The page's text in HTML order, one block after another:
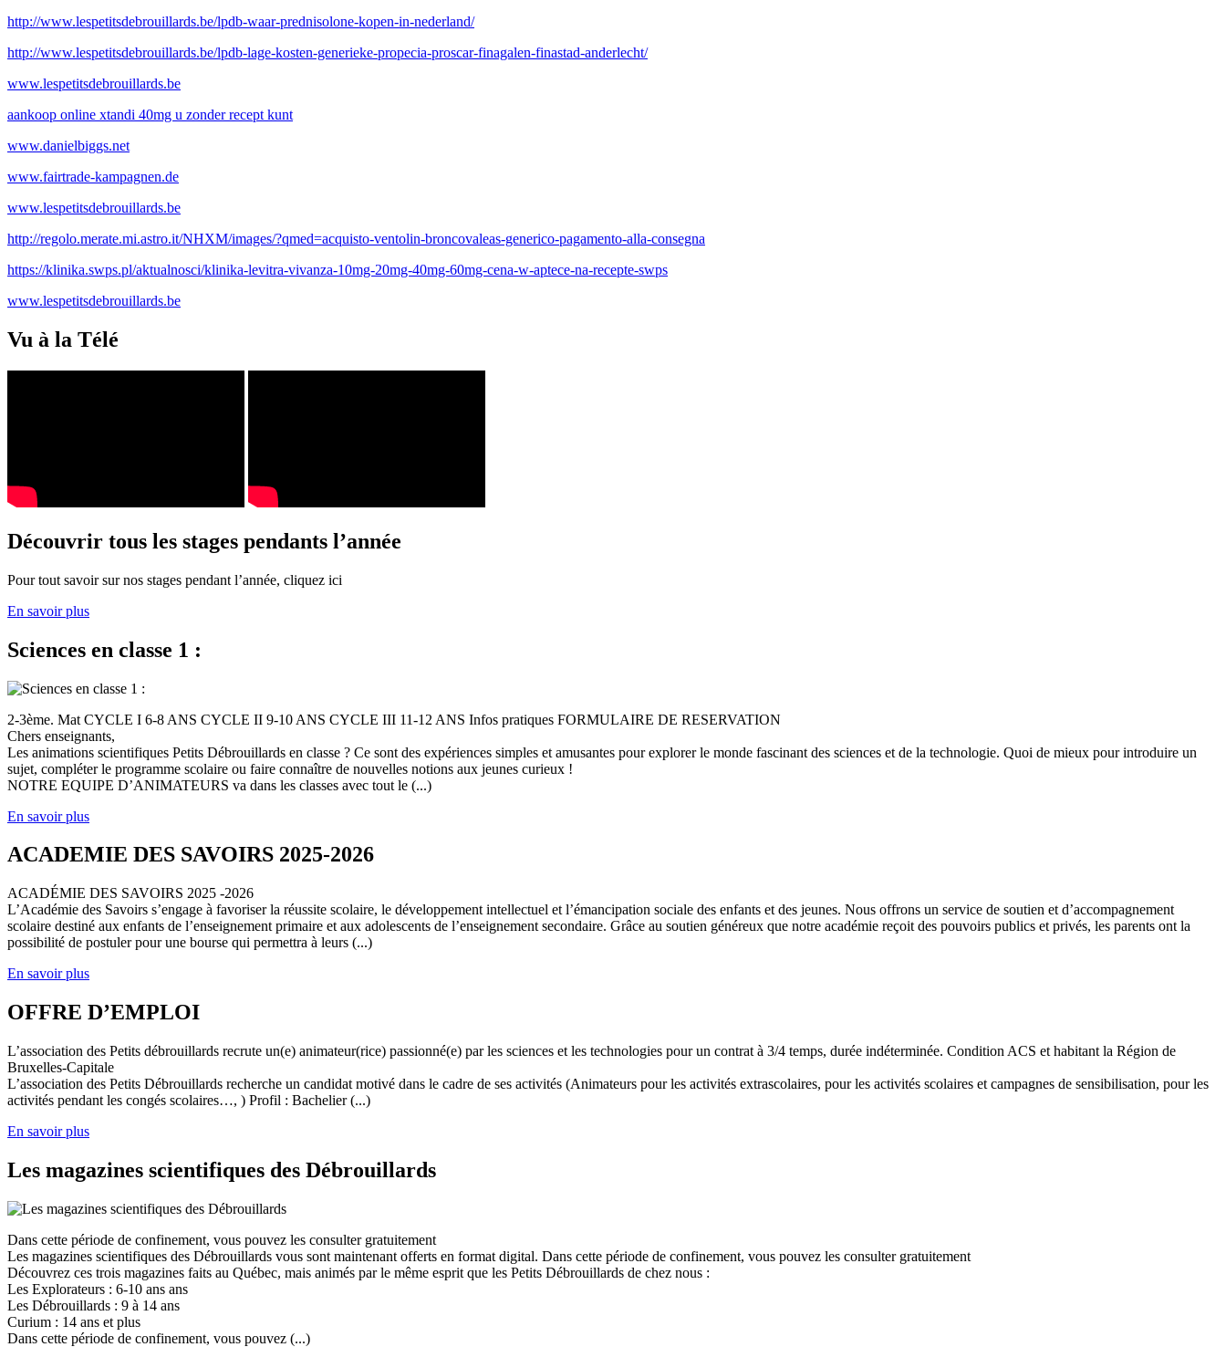
http://www.lespetitsdebrouillards.be/lpdb-waar-prednisolone-kopen-in-nederland/
http://www.lespetitsdebrouillards.be/lpdb-lage-kosten-generieke-propecia-proscar-finagalen-finastad-anderlecht/
www.lespetitsdebrouillards.be
aankoop online xtandi 40mg u zonder recept kunt
www.danielbiggs.net
www.fairtrade-kampagnen.de
www.lespetitsdebrouillards.be
http://regolo.merate.mi.astro.it/NHXM/images/?qmed=acquisto-ventolin-broncovaleas-generico-pagamento-alla-consegna
https://klinika.swps.pl/aktualnosci/klinika-levitra-vivanza-10mg-20mg-40mg-60mg-cena-w-aptece-na-recepte-swps
www.lespetitsdebrouillards.be
Vu à la Télé
Découvrir tous les stages pendants l’année
Pour tout savoir sur nos stages pendant l’année, cliquez ici
En savoir plus
Sciences en classe 1 :
2-3ème. Mat CYCLE I 6-8 ANS CYCLE II 9-10 ANS CYCLE III 11-12 ANS Infos pratiques FORMULAIRE DE RESERVATION
Chers enseignants,
Les animations scientifiques Petits Débrouillards en classe ? Ce sont des expériences simples et amusantes pour explorer le monde fascinant des sciences et de la technologie. Quoi de mieux pour introduire un
sujet, compléter le programme scolaire ou faire connaître de nouvelles notions aux jeunes curieux !
NOTRE EQUIPE D’ANIMATEURS va dans les classes avec tout le (...)
En savoir plus
ACADEMIE DES SAVOIRS 2025-2026
ACADÉMIE DES SAVOIRS 2025 -2026
L’Académie des Savoirs s’engage à favoriser la réussite scolaire, le développement intellectuel et l’émancipation sociale des enfants et des jeunes. Nous offrons un service de soutien et d’accompagnement
scolaire destiné aux enfants de l’enseignement primaire et aux adolescents de l’enseignement secondaire. Grâce au soutien généreux que notre académie reçoit des pouvoirs publics et privés, les parents ont la
possibilité de postuler pour une bourse qui permettra à leurs (...)
En savoir plus
OFFRE D’EMPLOI
L’association des Petits débrouillards recrute un(e) animateur(rice) passionné(e) par les sciences et les technologies pour un contrat à 3/4 temps, durée indéterminée. Condition ACS et habitant la Région de
Bruxelles-Capitale
L’association des Petits Débrouillards recherche un candidat motivé dans le cadre de ses activités (Animateurs pour les activités extrascolaires, pour les activités scolaires et campagnes de sensibilisation, pour les
activités pendant les congés scolaires…, ) Profil : Bachelier (...)
En savoir plus
Les magazines scientifiques des Débrouillards
Dans cette période de confinement, vous pouvez les consulter gratuitement
Les magazines scientifiques des Débrouillards vous sont maintenant offerts en format digital. Dans cette période de confinement, vous pouvez les consulter gratuitement
Découvrez ces trois magazines faits au Québec, mais animés par le même esprit que les Petits Débrouillards de chez nous :
Les Explorateurs : 6-10 ans ans
Les Débrouillards : 9 à 14 ans
Curium : 14 ans et plus
Dans cette période de confinement, vous pouvez (...)